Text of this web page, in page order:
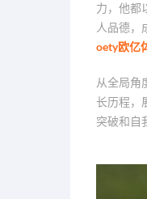
力，他都
人品德，
oety欧亿
从全局角
长历程，
突破和自